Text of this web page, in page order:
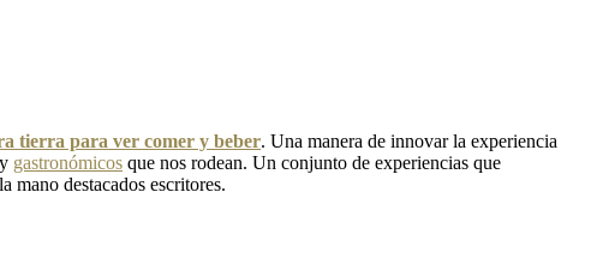
tierra para ver comer y beber. Una manera de innovar la experiencia
y gastronómicos que nos rodean. Un conjunto de experiencias que
mano destacados escritores.